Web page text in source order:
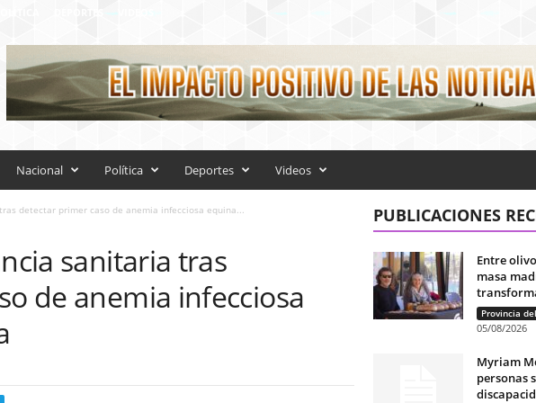
Nacional Política Deportes Videos
detectar primer caso de anemia infecciosa equina...
sanitaria tras
de anemia infecciosa
PUBLICACIONES
Entre
masa
05/08/2026
Myriam
personas